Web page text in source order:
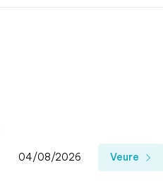
04/08/2026 Veure